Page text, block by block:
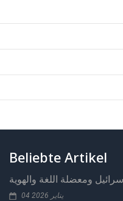
Beliebte Artikel
ومعضلة اللغة والهوية
04 يناير 2026